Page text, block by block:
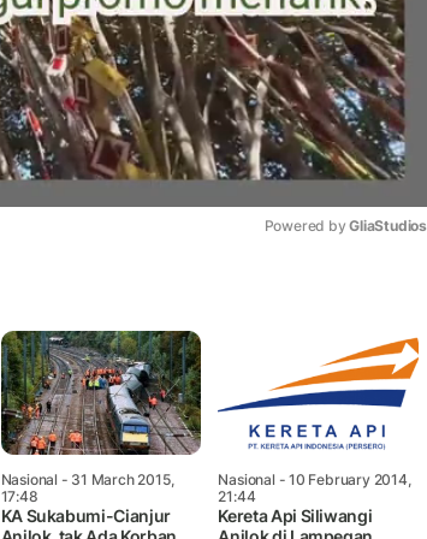
Powered by GliaStudios
Nasional - 31 March 2015,
17:48
KA Sukabumi-Cianjur
Nasional - 10 February 2014,
21:44
Kereta Api Siliwangi